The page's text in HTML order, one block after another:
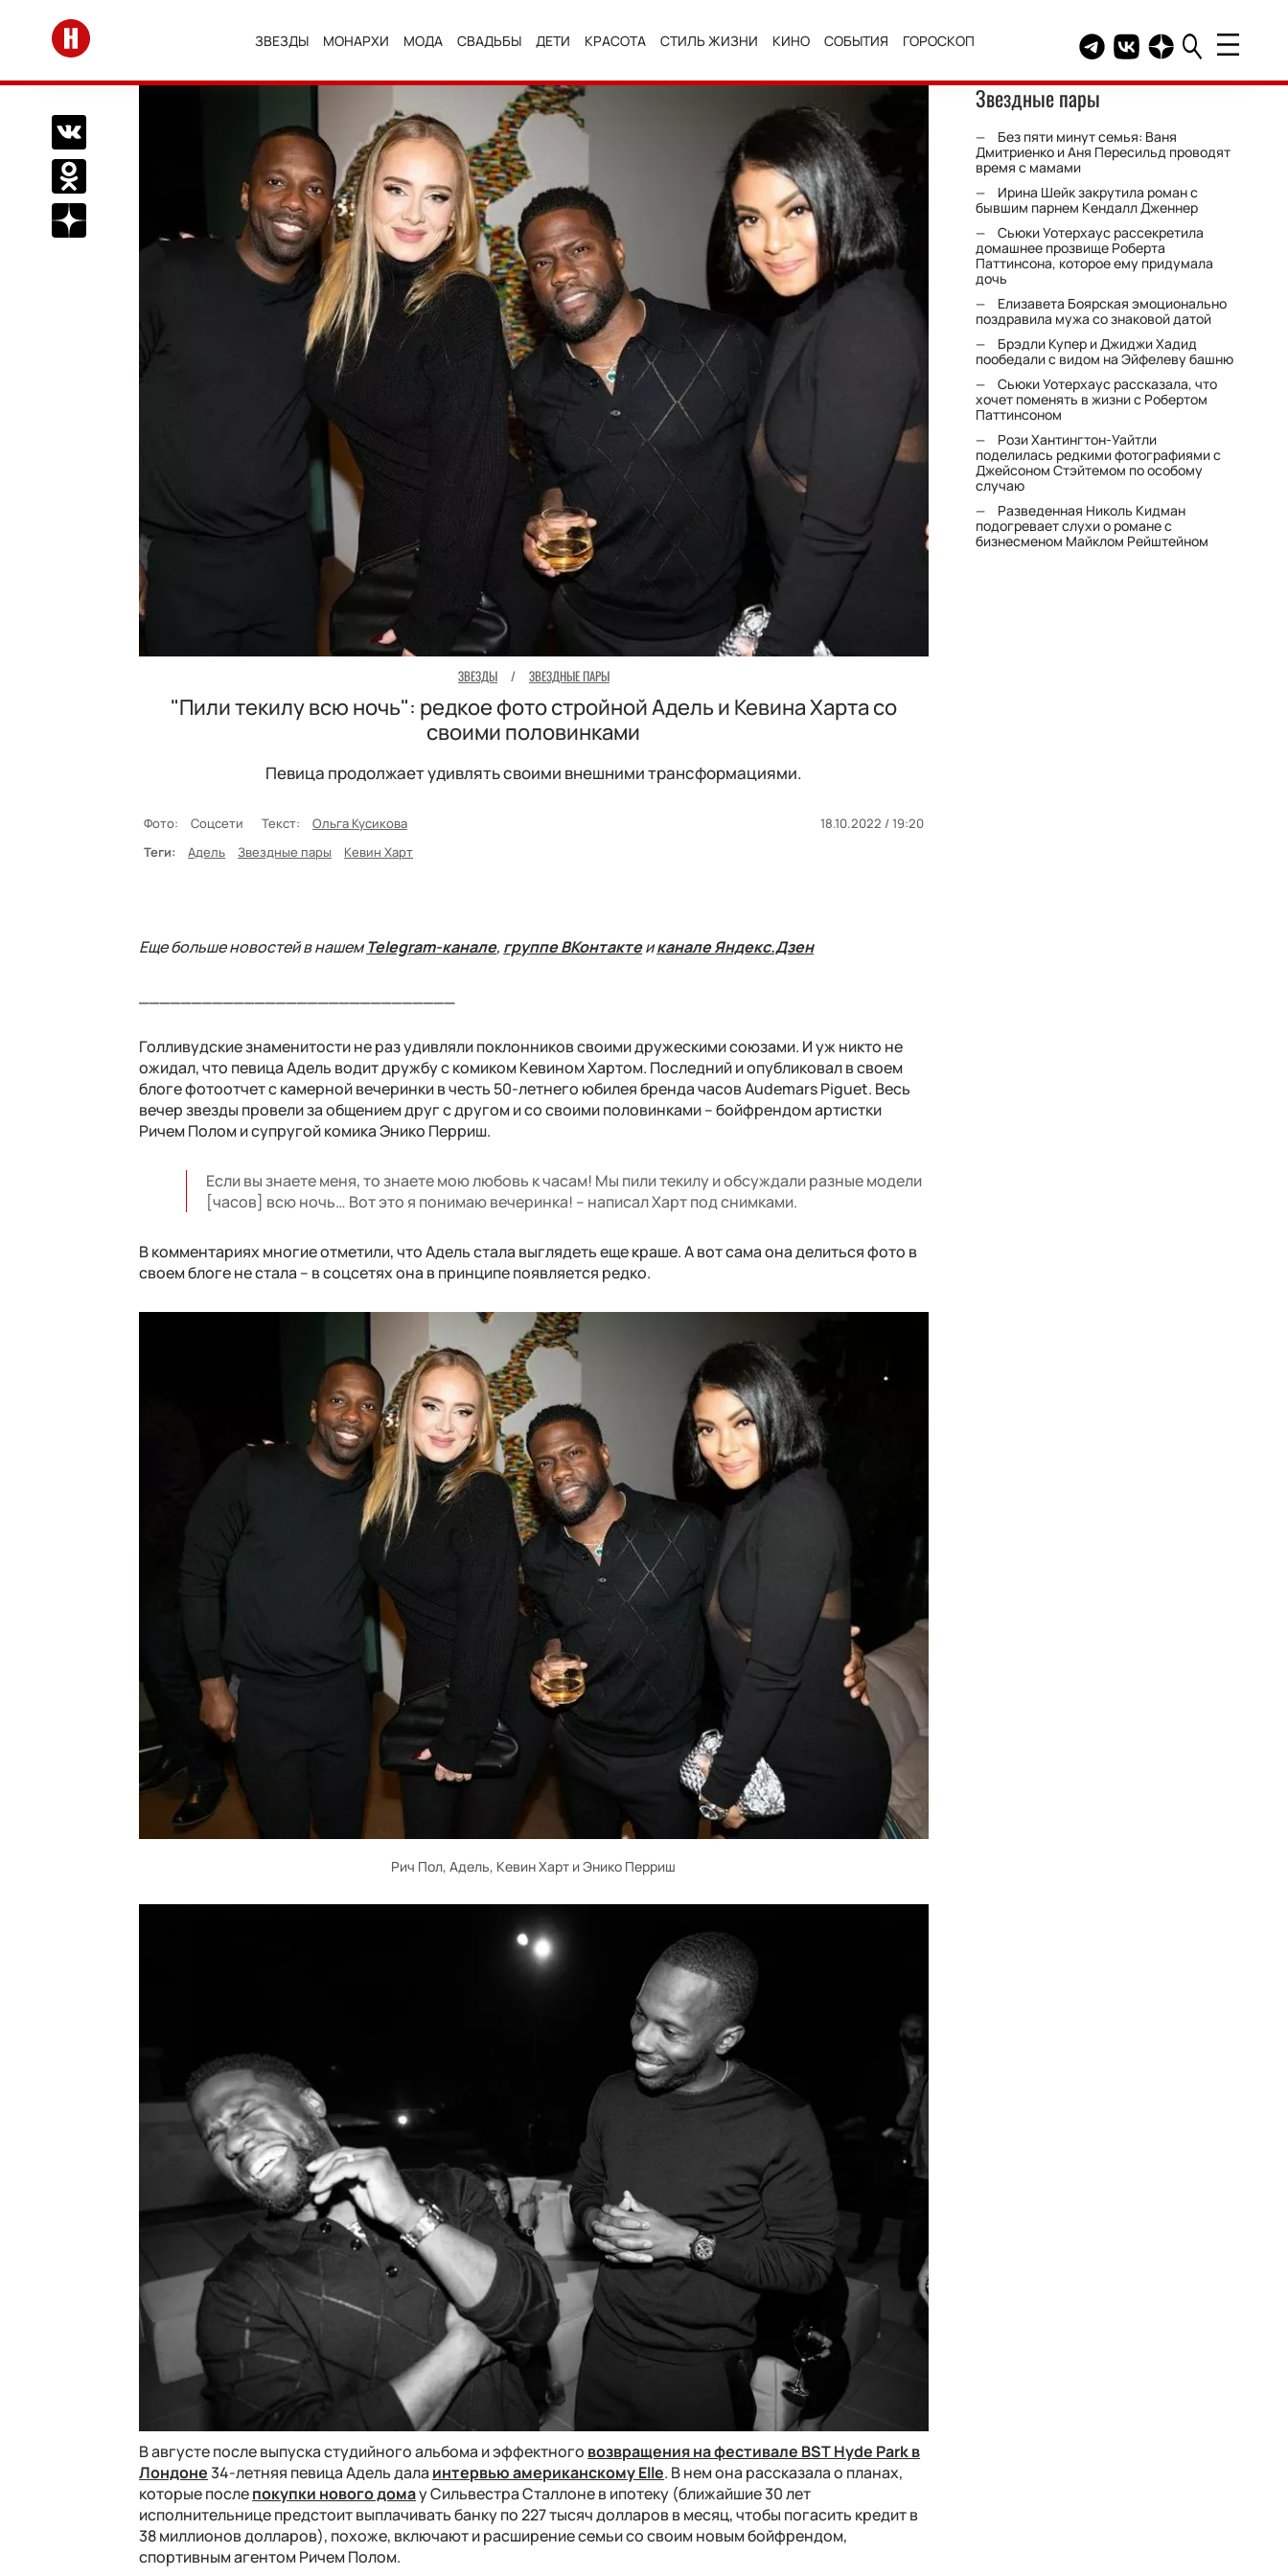
Перейти на главную
ЗВЕЗДЫ МОНАРХИ МОДА СВАДЬБЫ ДЕТИ КРАСОТА СТИЛЬ ЖИЗНИ КИНО СОБЫТИЯ ГОРОСКОП Telegram канал HELLO
Группа HELLO
Канал HELLO в
Поделиться Вконтакте
Поделиться в Одноклассниках
Подписаться на нас в Дзен
ЗВЕЗДЫ / ЗВЕЗДНЫЕ ПАРЫ
"Пили текилу всю ночь": редкое фото стройной Адель и Кевина Харта со
своими половинками
Певица продолжает удивлять своими внешними трансформациями.
Фото: Соцсети Текст: Ольга Кусикова
18.10.2022 / 19:20
Теги:
Адель Звездные пары Кевин Харт
Еще больше новостей в нашемTelegram-канале, группе ВКонтактеиканале Яндекс.Дзен
Голливудские знаменитости не раз удивляли поклонников своими дружескими союзами. И уж никто не
ожидал, что певица Адель водит дружбу с комиком Кевином Хартом. Последний и опубликовал в своем
блоге фотоотчет с камерной вечеринки в честь 50-летнего юбилея бренда часов Audemars Piguet. Весь
вечер звезды провели за общением друг с другом и со своими половинками – бойфрендом артистки
Ричем Полом и супругой комика Энико Перриш.
Если вы знаете меня, то знаете мою любовь к часам! Мы пили текилу и обсуждали разные модели
[часов] всю ночь… Вот это я понимаю вечеринка! – написал Харт под снимками.
В комментариях многие отметили, что Адель стала выглядеть еще краше. А вот сама она делиться фото в
своем блоге не стала – в соцсетях она в принципе появляется редко.
Рич Пол, Адель, Кевин Харт и Энико Перриш
В августе после выпуска студийного альбома и эффектного возвращения на фестивале BST Hyde Park в
Лондоне34-летняя певица Адель дала интервью американскому Elle. В нем она рассказала о планах,
которые послепокупки нового домау Сильвестра Сталлоне в ипотеку (ближайшие 30 лет
исполнительнице предстоит выплачивать банку по 227 тысяч долларов в месяц, чтобы погасить кредит в
38 миллионов долларов), похоже, включают и расширение семьи со своим новым бойфрендом,
спортивным агентом Ричем Полом.
Звездные пары
Без пяти минут семья: Ваня
Дмитриенко и Аня Пересильд проводят
время с мамами
Ирина Шейк закрутила роман с
бывшим парнем Кендалл Дженнер
Сьюки Уотерхаус рассекретила
домашнее прозвище Роберта
Паттинсона, которое ему придумала
дочь
Елизавета Боярская эмоционально
поздравила мужа со знаковой датой
Брэдли Купер и Джиджи Хадид
пообедали с видом на Эйфелеву башню
Сьюки Уотерхаус рассказала, что
хочет поменять в жизни с Робертом
Паттинсоном
Рози Хантингтон-Уайтли
поделилась редкими фотографиями с
Джейсоном Стэйтемом по особому
случаю
Разведенная Николь Кидман
подогревает слухи о романе с
бизнесменом Майклом Рейштейном